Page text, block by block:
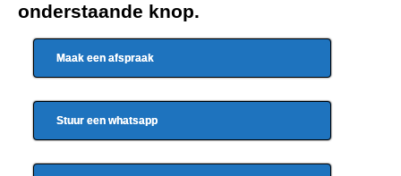
onderstaande knop.
Maak een afspraak
Stuur een whatsapp